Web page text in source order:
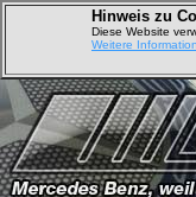
Hinweis zu
Diese Website
Weitere